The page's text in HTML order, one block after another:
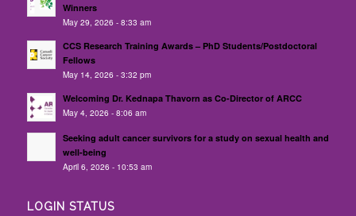
Winners
May 29, 2026 - 8:33 am
CCS Research Training Awards – PhD Students/Postdoctoral
Fellows
May 14, 2026 - 3:32 pm
Welcoming Dr. Kednapa Thavorn as Co-Director of ARCC
May 4, 2026 - 8:06 am
Seeking adult cancer survivors for a study on sexual health and
well-being
April 6, 2026 - 10:53 am
LOGIN STATUS